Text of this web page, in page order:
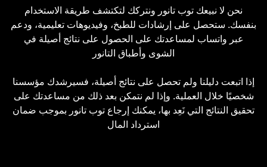
نحن لا نبيعك توب تانور ونتركك لتكتشف طريقة الاستخدام
بنفسك. ستحصل على إرشادات للطبخ، وفيديوهات تعليمية، ودعم
عبر واتساب لمساعدتك على الحصول على نتائج أصيلة في
الشوى وأطباق التانور
إذا اتبعت دليلنا ولم تحصل على نتائج أصيلة، فسيرشدك مؤسسنا
شخصيًا خلال العملية. وإذا لم نتمكن بعد ذلك من مساعدتك على
تحقيق النتائج التي نَعِد بها، يمكنك إرجاع توب تانور بموجب ضمان
استرداد المال